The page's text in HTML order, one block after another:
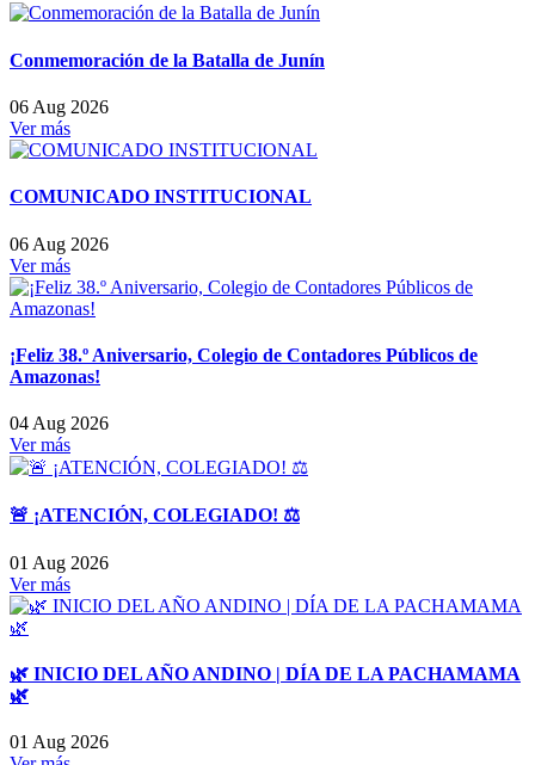
Conmemoración de la Batalla de Junín
06 Aug 2026
Ver más
COMUNICADO INSTITUCIONAL
06 Aug 2026
Ver más
¡Feliz 38.º Aniversario, Colegio de Contadores Públicos de
Amazonas!
04 Aug 2026
Ver más
🚨 ¡ATENCIÓN, COLEGIADO! ⚖️
01 Aug 2026
Ver más
🌿 INICIO DEL AÑO ANDINO | DÍA DE LA PACHAMAMA
🌿
01 Aug 2026